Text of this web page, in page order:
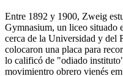
Entre 1892 y 1900, Zweig
Gymnasium, un liceo situado
cerca de la Universidad y del
colocaron una placa para
lo calificó de "odiado
movimientro obrero vienés